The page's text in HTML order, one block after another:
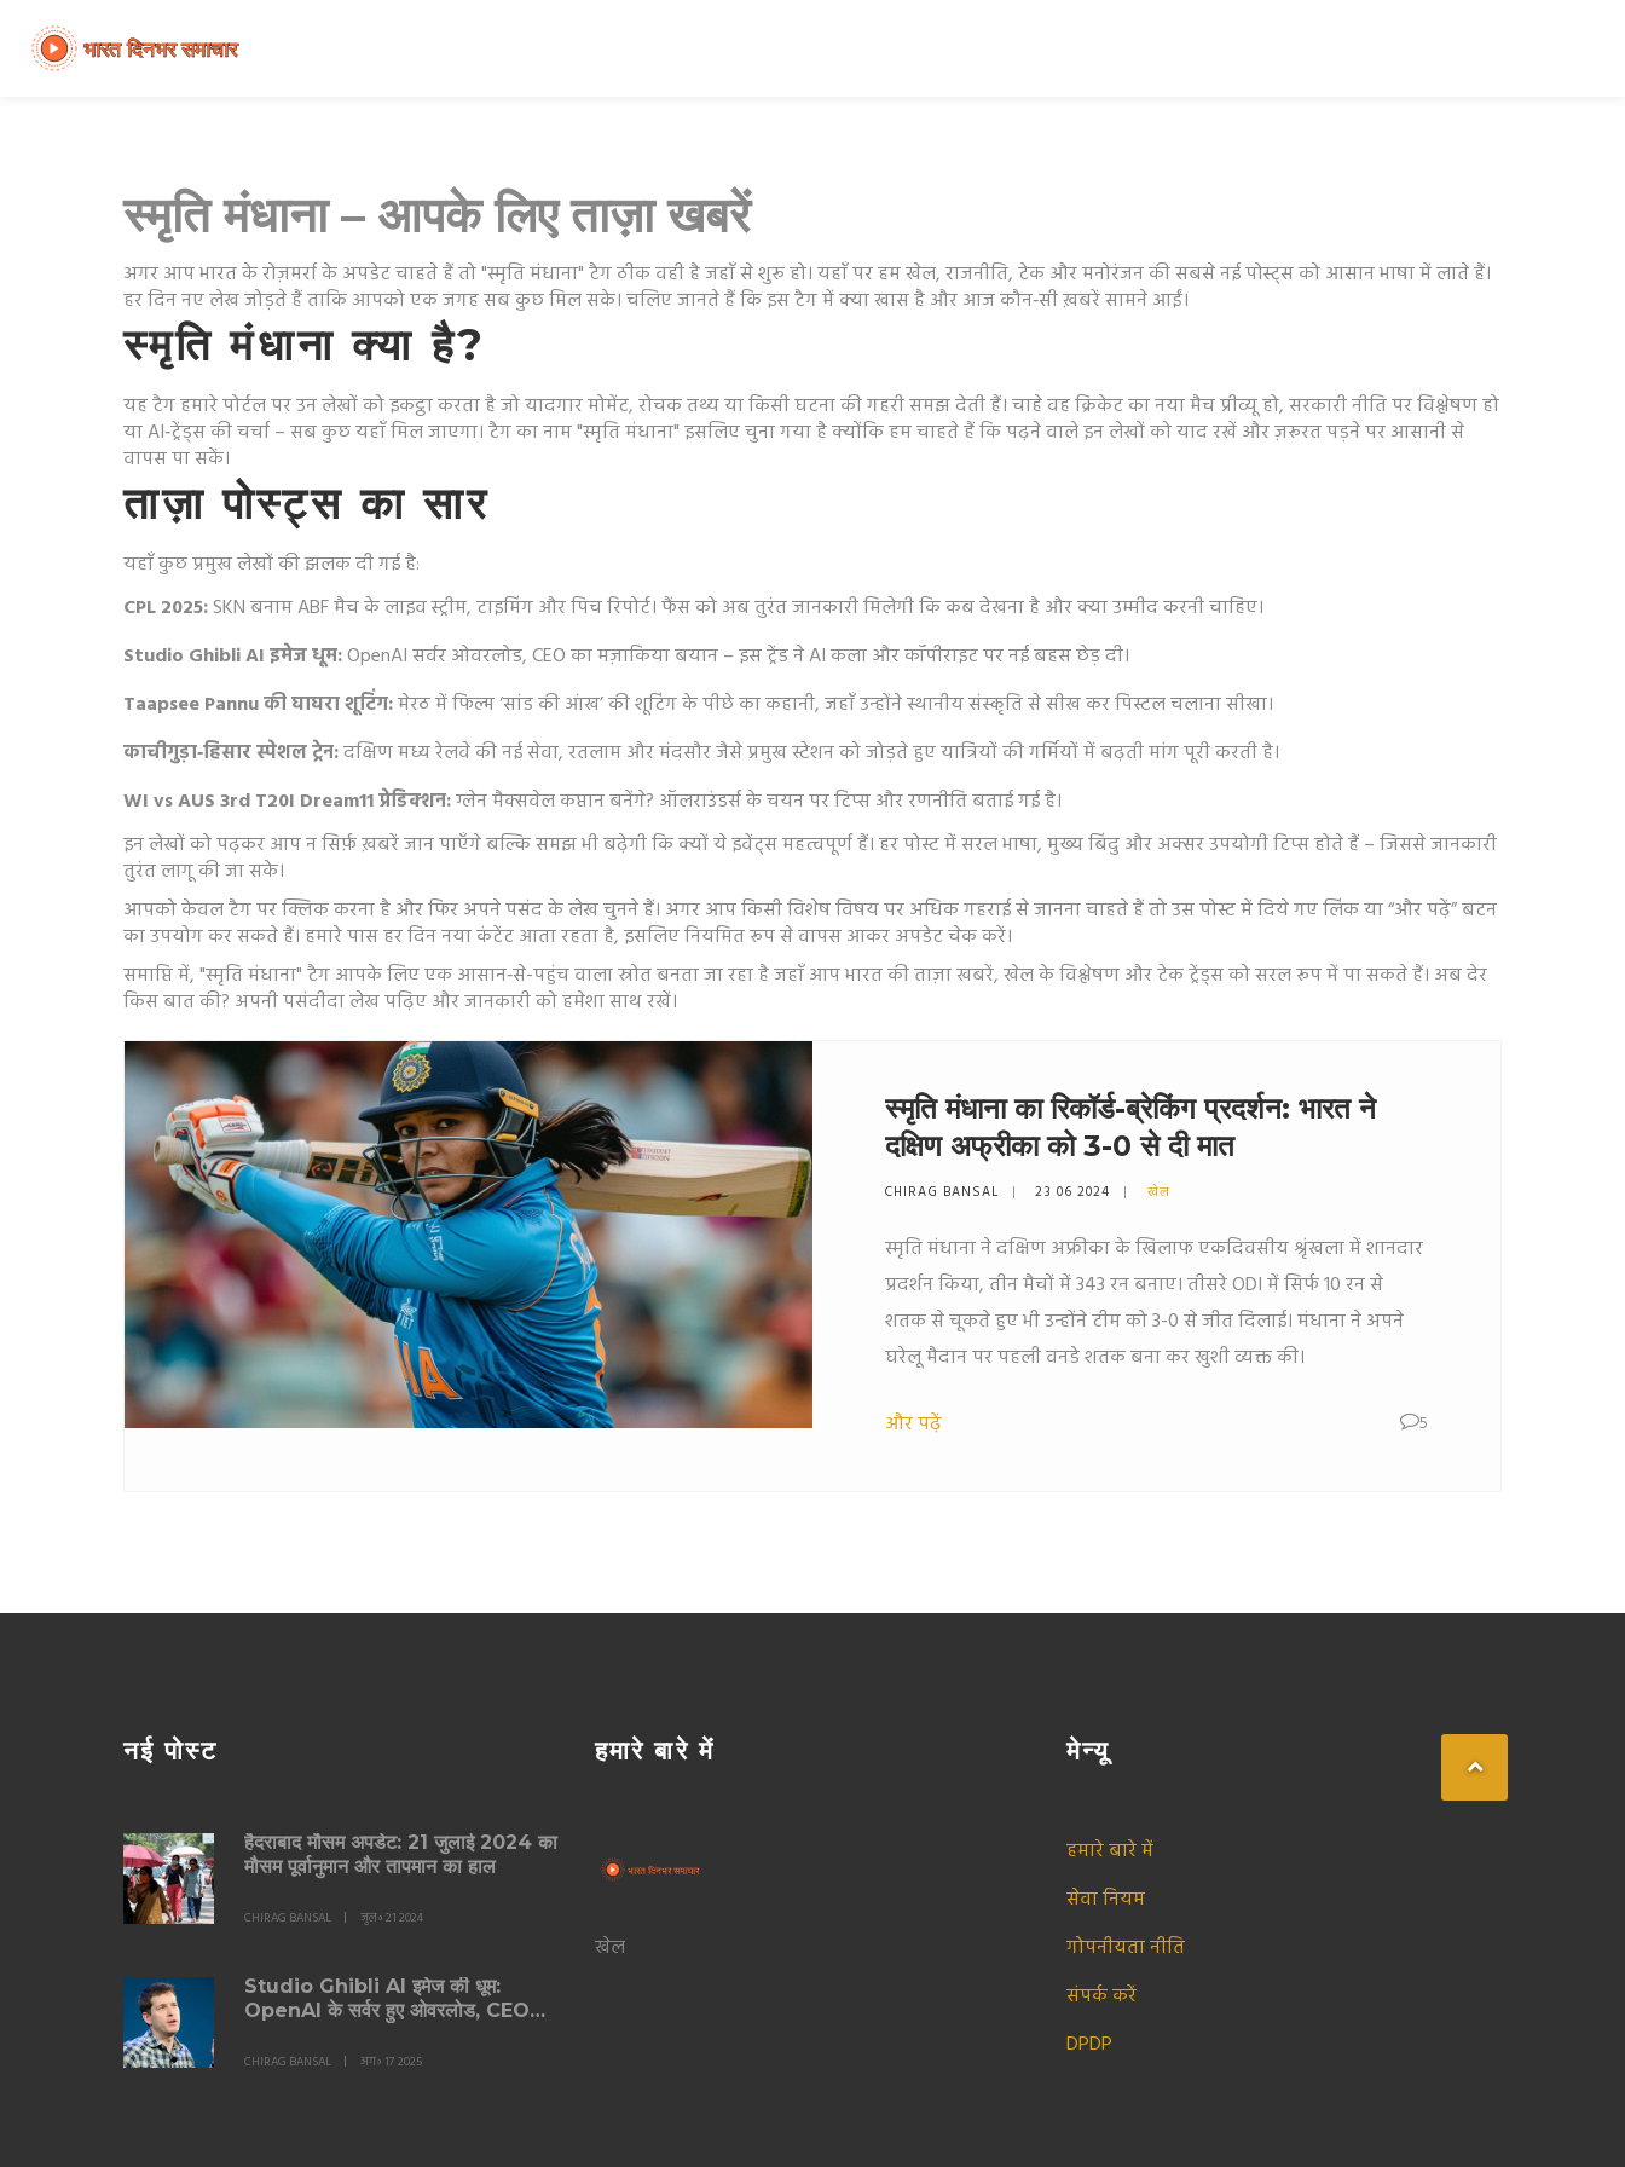
स्मृति मंधाना – आपके लिए ताज़ा खबरें
अगर आप भारत के रोज़मर्रा के अपडेट चाहते हैं तो "स्मृति मंधाना" टैग ठीक वही है जहाँ से शुरू हो। यहाँ पर हम खेल, राजनीति, टेक और मनोरंजन की सबसे नई पोस्ट्स को आसान भाषा में लाते हैं।
हर दिन नए लेख जोड़ते हैं ताकि आपको एक जगह सब कुछ मिल सके। चलिए जानते हैं कि इस टैग में क्या खास है और आज कौन‑सी ख़बरें सामने आईं।
स्मृति मंधाना क्या है?
यह टैग हमारे पोर्टल पर उन लेखों को इकट्ठा करता है जो यादगार मोमेंट, रोचक तथ्य या किसी घटना की गहरी समझ देती हैं। चाहे वह क्रिकेट का नया मैच प्रीव्यू हो, सरकारी नीति पर विश्लेषण हो
या AI‑ट्रेंड्स की चर्चा – सब कुछ यहाँ मिल जाएगा। टैग का नाम "स्मृति मंधाना" इसलिए चुना गया है क्योंकि हम चाहते हैं कि पढ़ने वाले इन लेखों को याद रखें और ज़रूरत पड़ने पर आसानी से
वापस पा सकें।
ताज़ा पोस्ट्स का सार
यहाँ कुछ प्रमुख लेखों की झलक दी गई है:
CPL 2025:SKN बनाम ABF मैच के लाइव स्ट्रीम, टाइमिंग और पिच रिपोर्ट। फैंस को अब तुरंत जानकारी मिलेगी कि कब देखना है और क्या उम्मीद करनी चाहिए।
Studio Ghibli AI इमेज धूम:OpenAI सर्वर ओवरलोड, CEO का मज़ाकिया बयान – इस ट्रेंड ने AI कला और कॉपीराइट पर नई बहस छेड़ दी।
Taapsee Pannu की घाघरा शूटिंग:मेरठ में फिल्म ‘सांड की आंख’ की शूटिंग के पीछे का कहानी, जहाँ उन्होंने स्थानीय संस्कृति से सीख कर पिस्टल चलाना सीखा।
काचीगुड़ा‑हिसार स्पेशल ट्रेन:दक्षिण मध्य रेलवे की नई सेवा, रतलाम और मंदसौर जैसे प्रमुख स्टेशन को जोड़ते हुए यात्रियों की गर्मियों में बढ़ती मांग पूरी करती है।
WI vs AUS 3rd T20I Dream11 प्रेडिक्शन:ग्लेन मैक्सवेल कप्तान बनेंगे? ऑलराउंडर्स के चयन पर टिप्स और रणनीति बताई गई है।
इन लेखों को पढ़कर आप न सिर्फ़ ख़बरें जान पाएँगे बल्कि समझ भी बढ़ेगी कि क्यों ये इवेंट्स महत्वपूर्ण हैं। हर पोस्ट में सरल भाषा, मुख्य बिंदु और अक्सर उपयोगी टिप्स होते हैं – जिससे जानकारी
तुरंत लागू की जा सके।
आपको केवल टैग पर क्लिक करना है और फिर अपने पसंद के लेख चुनने हैं। अगर आप किसी विशेष विषय पर अधिक गहराई से जानना चाहते हैं तो उस पोस्ट में दिये गए लिंक या “और पढ़ें” बटन
का उपयोग कर सकते हैं। हमारे पास हर दिन नया कंटेंट आता रहता है, इसलिए नियमित रूप से वापस आकर अपडेट चेक करें।
समाप्ति में, "स्मृति मंधाना" टैग आपके लिए एक आसान‑से-पहुंच वाला स्रोत बनता जा रहा है जहाँ आप भारत की ताज़ा खबरें, खेल के विश्लेषण और टेक ट्रेंड्स को सरल रूप में पा सकते हैं। अब देर
किस बात की? अपनी पसंदीदा लेख पढ़िए और जानकारी को हमेशा साथ रखें।
स्मृति मंधाना का रिकॉर्ड-ब्रेकिंग प्रदर्शन: भारत ने
दक्षिण अफ्रीका को 3-0 से दी मात
CHIRAG BANSAL 23 06 2024 खेल
स्मृति मंधाना ने दक्षिण अफ्रीका के खिलाफ एकदिवसीय श्रृंखला में शानदार
प्रदर्शन किया, तीन मैचों में 343 रन बनाए। तीसरे ODI में सिर्फ 10 रन से
शतक से चूकते हुए भी उन्होंने टीम को 3-0 से जीत दिलाई। मंधाना ने अपने
घरेलू मैदान पर पहली वनडे शतक बना कर खुशी व्यक्त की।
और पढ़ें 5
नई पोस्ट
हैदराबाद मौसम अपडेट: 21 जुलाई 2024 का
मौसम पूर्वानुमान और तापमान का हाल
CHIRAG BANSAL जुल॰ 21 2024
Studio Ghibli AI इमेज की धूम:
OpenAI के सर्वर हुए ओवरलोड, CEO
CHIRAG BANSAL अग॰ 17 2025
हमारे बारे में
खेल
मेन्यू
हमारे बारे में
सेवा नियम
गोपनीयता नीति
संपर्क करें
DPDP